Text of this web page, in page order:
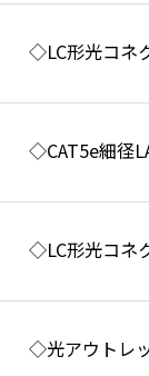
◇LC形光コネ
◇CAT5e細径
◇LC形光コネ
◇光アウトレ